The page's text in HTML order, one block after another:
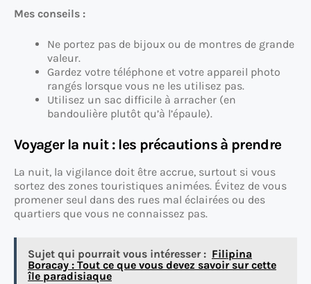
Mes conseils :
Ne portez pas de bijoux ou de montres de grande
valeur.
Gardez votre téléphone et votre appareil photo
rangés lorsque vous ne les utilisez pas.
Utilisez un sac difficile à arracher (en
bandoulière plutôt qu’à l’épaule).
Voyager la nuit : les précautions à prendre
La nuit, la vigilance doit être accrue, surtout si vous
sortez des zones touristiques animées. Évitez de vous
promener seul dans des rues mal éclairées ou des
quartiers que vous ne connaissez pas.
Sujet qui pourrait vous intéresser : Filipina
Boracay : Tout ce que vous devez savoir sur cette
île paradisiaque